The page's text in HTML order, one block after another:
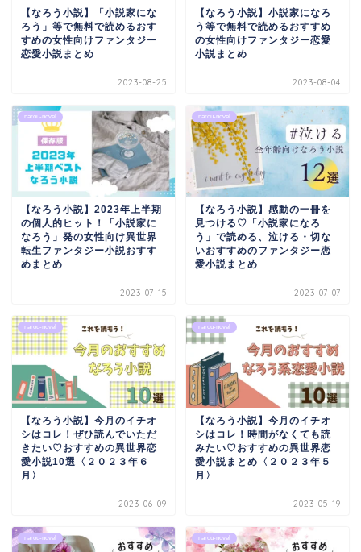
【なろう小説】「小説家にな
ろう」等で無料で読めるおす
すめの女性向けファンタジー
恋愛小説まとめ
2023-08-25
【なろう小説】小説家になろ
う等で無料で読めるおすすめ
の女性向けファンタジー恋愛
小説まとめ
2023-08-04
narou-novel
【なろう小説】2023年上半期
の個人的ヒット！「小説家に
なろう」発の女性向け異世界
転生ファンタジー小説おすす
めまとめ
2023-07-15
narou-novel
【なろう小説】感動の一冊を
見つける♡「小説家になろ
う」で読める、泣ける・切な
いおすすめのファンタジー恋
愛小説まとめ
2023-07-07
narou-novel
【なろう小説】今月のイチオ
シはコレ！ぜひ読んでいただ
きたい♡おすすめの異世界恋
愛小説10選〈２０２３年６
月〉
2023-06-09
narou-novel
【なろう小説】今月のイチオ
シはコレ！時間がなくても読
みたい♡おすすめの異世界恋
愛小説まとめ〈２０２３年５
月〉
2023-05-19
narou-novel narou-novel